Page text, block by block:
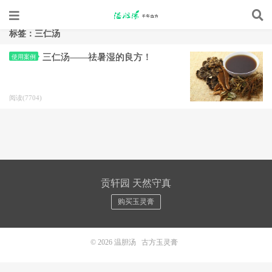
标签：三仁汤
使用案例 三仁汤——祛暑湿的良方！
阅读(7704)
贡轩园 天然守真
购买玉灵膏
© 2026 温胆汤 古方玉灵膏